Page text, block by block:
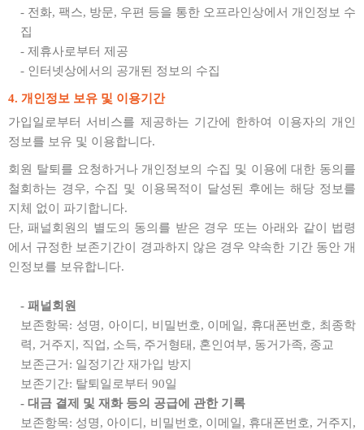
- 전화, 팩스, 방문, 우편 등을 통한 오프라인상에서 개인정보 수
집
- 제휴사로부터 제공
- 인터넷상에서의 공개된 정보의 수집
4. 개인정보 보유 및 이용기간
가입일로부터 서비스를 제공하는 기간에 한하여 이용자의 개인
정보를 보유 및 이용합니다.
회원 탈퇴를 요청하거나 개인정보의 수집 및 이용에 대한 동의를
철회하는 경우, 수집 및 이용목적이 달성된 후에는 해당 정보를
지체 없이 파기합니다.
단, 패널회원의 별도의 동의를 받은 경우 또는 아래와 같이 법령
에서 규정한 보존기간이 경과하지 않은 경우 약속한 기간 동안 개
인정보를 보유합니다.
- 패널회원
보존항목: 성명, 아이디, 비밀번호, 이메일, 휴대폰번호, 최종학
력, 거주지, 직업, 소득, 주거형태, 혼인여부, 동거가족, 종교
보존근거: 일정기간 재가입 방지
보존기간: 탈퇴일로부터 90일
- 대금 결제 및 재화 등의 공급에 관한 기록
보존항목: 성명, 아이디, 비밀번호, 이메일, 휴대폰번호, 거주지,